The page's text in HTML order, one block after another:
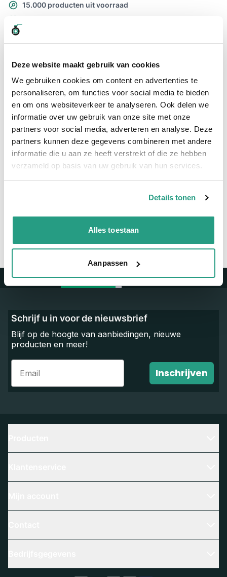
Deze website maakt gebruik van cookies
We gebruiken cookies om content en advertenties te
personaliseren, om functies voor social media te bieden
en om ons websiteverkeer te analyseren. Ook delen we
informatie over uw gebruik van onze site met onze
partners voor social media, adverteren en analyse. Deze
partners kunnen deze gegevens combineren met andere
informatie die u aan ze heeft verstrekt of die ze hebben
verzameld op basis van uw gebruik van hun services.
Details tonen
Alles toestaan
Aanpassen
15.000 producten uit voorraad
Snel naar
Meer informatie
Meer informatie
Maatvoering koppeling
Materiaal Polypropyleen
Vragen? Neem dan nu contact op
We zijn beschikbaar van ma t/m vr van 08:00 tot 17:00 uur.
Neem contact met ons op
Schrijf u in voor de nieuwsbrief
Blijf op de hoogte van aanbiedingen, nieuwe
producten en meer!
Email
Inschrijven